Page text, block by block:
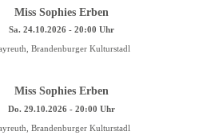
Miss Sophies Erben
Sa. 24.10.2026 - 20:00 Uhr
Brandenburger Kulturstadl
Miss Sophies Erben
Do. 29.10.2026 - 20:00 Uhr
Brandenburger Kulturstadl